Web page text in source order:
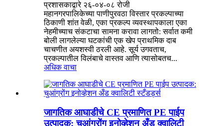
प्रशासकाद्वारे २६-०४-०८ रोजी
महानगरपालिकेच्या पाणीपुरवठा विस्तार प्रकल्पाच्या
ठिकाणी शांत वेळी, एका प्रकल्प व्यवस्थापकाला एका
नेहमीच्याच संकटाचा सामना करावा लागतो: सर्वात कमी
बोली लागलेल्या घटकांची एक खेप प्राथमिक दाब
चाचणीत अयशस्वी ठरली आहे. सूर्य उगवताच,
प्रकल्पातील विलंबाचे वास्तव आणि त्यासोबतच...
अधिक वाचा
जागतिक आघाडीचे CE प्रमाणित PE पाईप
उत्पादक: चुआंग्रोंग इनोव्हेशन अँड क्वालिटी